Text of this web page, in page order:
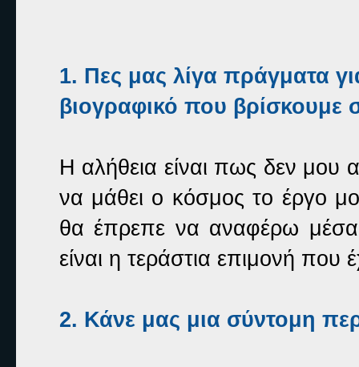
1. Πες μας λίγα πράγματα
βιογραφικό που βρίσκουμε
Η αλήθεια είναι πως δεν μου
να μάθει ο κόσμος το έργο
θα έπρεπε να αναφέρω
είναι η τεράστια επιμονή
2. Κάνε μας μια σύντομη